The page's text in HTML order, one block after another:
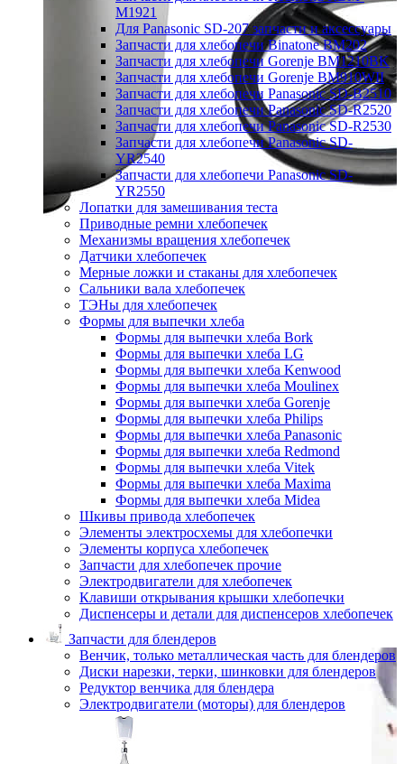
M1921
Для Panasonic SD-207 запчасти и аксессуары
Запчасти для хлебопечи Binatone BM202
Запчасти для хлебопечи Gorenje BM1210BK
Запчасти для хлебопечи Gorenje BM910WII
Запчасти для хлебопечи Panasonic SD-B2510
Запчасти для хлебопечи Panasonic SD-R2520
Запчасти для хлебопечи Panasonic SD-R2530
Запчасти для хлебопечи Panasonic SD-
YR2540
Запчасти для хлебопечи Panasonic SD-
YR2550
Лопатки для замешивания теста
Приводные ремни хлебопечек
Механизмы вращения хлебопечек
Датчики хлебопечек
Мерные ложки и стаканы для хлебопечек
Сальники вала хлебопечек
ТЭНы для хлебопечек
Формы для выпечки хлеба
Формы для выпечки хлеба Bork
Формы для выпечки хлеба LG
Формы для выпечки хлеба Kenwood
Формы для выпечки хлеба Moulinex
Формы для выпечки хлеба Gorenje
Формы для выпечки хлеба Philips
Формы для выпечки хлеба Panasonic
Формы для выпечки хлеба Redmond
Формы для выпечки хлеба Vitek
Формы для выпечки хлеба Maxima
Формы для выпечки хлеба Midea
Шкивы привода хлебопечек
Элементы электросхемы для хлебопечки
Элементы корпуса хлебопечек
Запчасти для хлебопечек прочие
Электродвигатели для хлебопечек
Клавиши открывания крышки хлебопечки
Диспенсеры и детали для диспенсеров хлебопечек
Запчасти для блендеров
Венчик, только металлическая часть для блендеров
Диски нарезки, терки, шинковки для блендеров
Редуктор венчика для блендера
Электродвигатели (моторы) для блендеров